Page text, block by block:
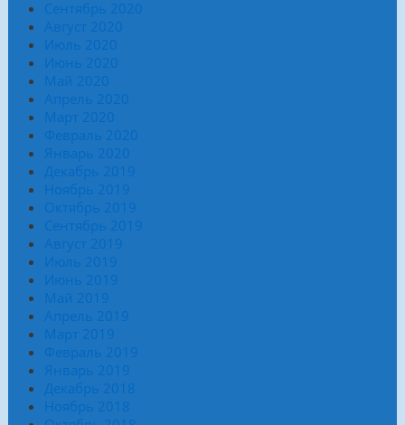
Сентябрь 2020
Август 2020
Июль 2020
Июнь 2020
Май 2020
Апрель 2020
Март 2020
Февраль 2020
Январь 2020
Декабрь 2019
Ноябрь 2019
Октябрь 2019
Сентябрь 2019
Август 2019
Июль 2019
Июнь 2019
Май 2019
Апрель 2019
Март 2019
Февраль 2019
Январь 2019
Декабрь 2018
Ноябрь 2018